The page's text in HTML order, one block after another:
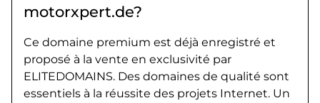
motorxpert.de?
Ce domaine premium est déjà enregistré et
proposé à la vente en exclusivité par
ELITEDOMAINS. Des domaines de qualité sont
essentiels à la réussite des projets Internet. Un